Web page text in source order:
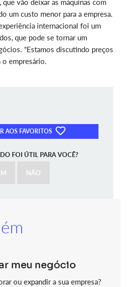
vão deixar as máquinas com
um custo menor para a empresa.
internacional foi um
que pode se tornar um
“Estamos discutindo preços
o empresário.
AOS FAVORITOS
FOI ÚTIL PARA VOCÊ?
NÃO
meu negócio
ou expandir a sua empresa?